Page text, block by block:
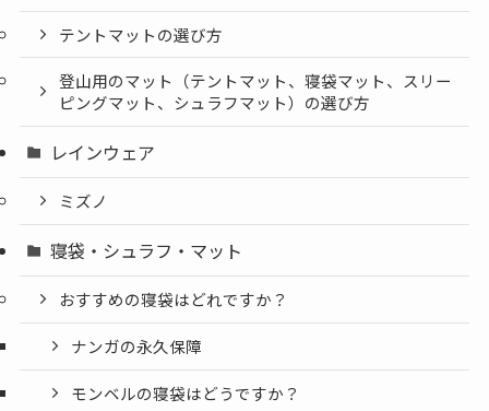
テントマットの選び方
登山用のマット（テントマット、寝袋マット、スリー
ピングマット、シュラフマット）の選び方
レインウェア
ミズノ
寝袋・シュラフ・マット
おすすめの寝袋はどれですか？
ナンガの永久保障
モンベルの寝袋はどうですか？